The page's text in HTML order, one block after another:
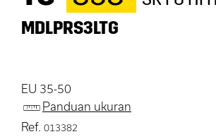
MDLPRS3LTG
EU 35-50
Panduan ukuran
Ref. 013382